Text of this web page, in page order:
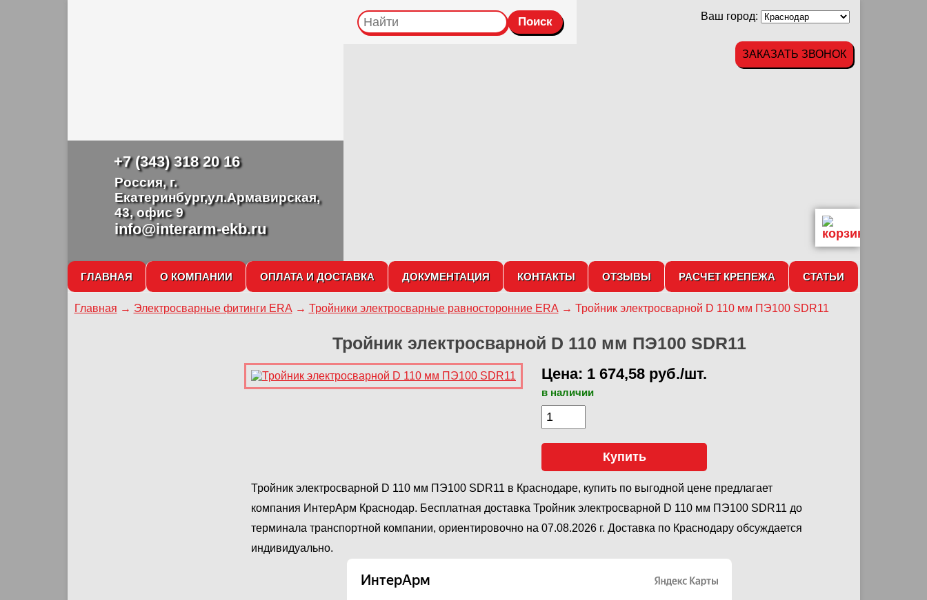
+7 (343) 318 20 16
Россия, г.
Екатеринбург,ул.Армавирская,
43, офис 9
info@interarm-ekb.ru
ЗАКАЗАТЬ ЗВОНОК
Ваш город:
ГЛАВНАЯ О КОМПАНИИ ОПЛАТА И ДОСТАВКА ДОКУМЕНТАЦИЯ КОНТАКТЫ ОТЗЫВЫ РАСЧЕТ КРЕПЕЖА СТАТЬИ
Главная → Электросварные фитинги ERA → Тройники электросварные равносторонние ERA → Тройник электросварной D 110 мм ПЭ100 SDR11
Тройник электросварной D 110 мм ПЭ100 SDR11
Цена: 1 674,58 руб./шт.
в наличии
Купить
Тройник электросварной D 110 мм ПЭ100 SDR11 в Краснодаре, купить по выгодной цене предлагает
компания ИнтерАрм Краснодар. Бесплатная доставка Тройник электросварной D 110 мм ПЭ100 SDR11 до
терминала транспортной компании, ориентировочно на 07.08.2026 г. Доставка по Краснодару обсуждается
индивидуально.